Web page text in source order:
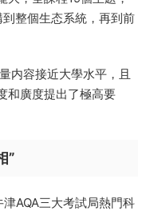
整個生态系統，再到前
内容接近大學水平，且
和廣度提出了極高要
”
AQA三大考試局熱門科